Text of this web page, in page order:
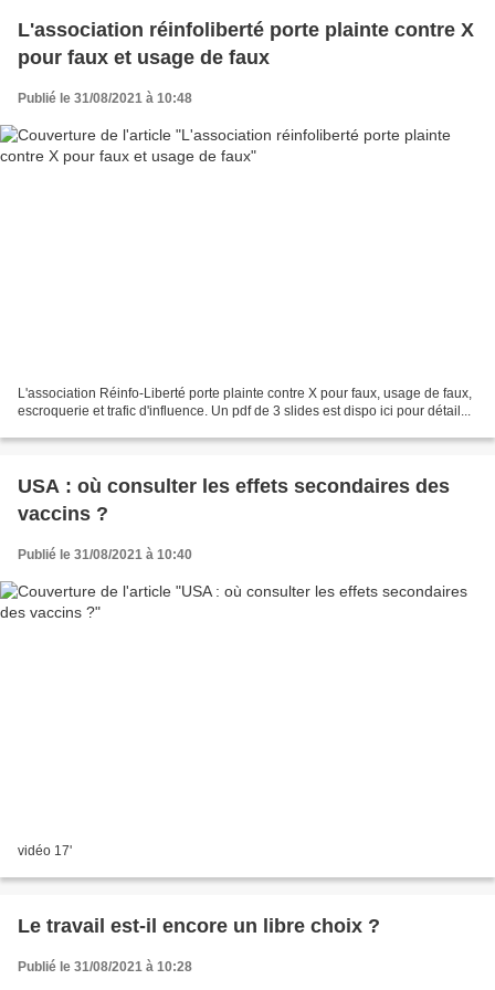
L'association réinfoliberté porte plainte contre X
pour faux et usage de faux
Publié le 31/08/2021 à 10:48
L'association Réinfo-Liberté porte plainte contre X pour faux, usage de faux,
escroquerie et trafic d'influence. Un pdf de 3 slides est dispo ici pour détail...
USA : où consulter les effets secondaires des
vaccins ?
Publié le 31/08/2021 à 10:40
vidéo 17'
Le travail est-il encore un libre choix ?
Publié le 31/08/2021 à 10:28